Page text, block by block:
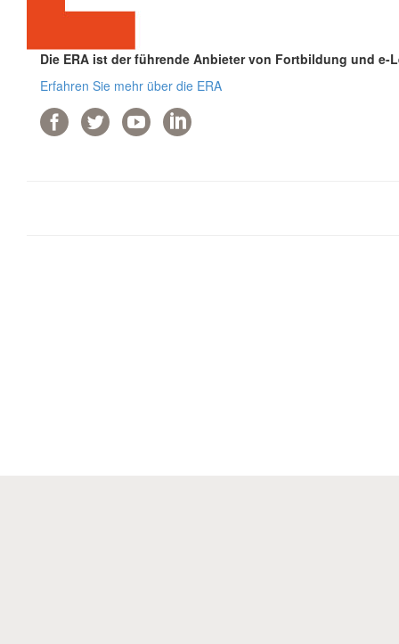
Die ERA ist der führende Anbieter von Fortbildung und e-
Erfahren Sie mehr über die ERA